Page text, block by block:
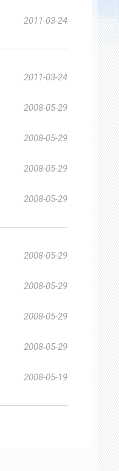
2011-03-24
2011-03-24
2008-05-29
2008-05-29
2008-05-29
2008-05-29
2008-05-29
2008-05-29
2008-05-29
2008-05-29
2008-05-19